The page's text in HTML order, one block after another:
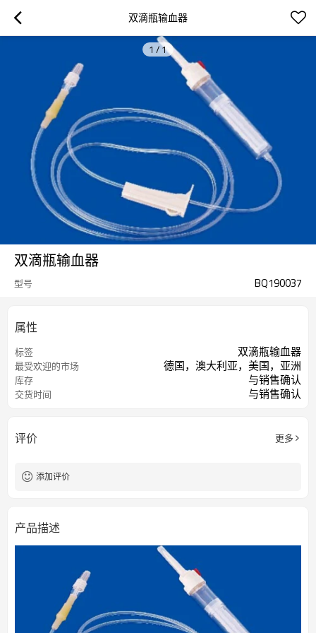
双滴瓶输血器
1 /1
双滴瓶输血器
型号 BQ190037
属性
标签 双滴瓶输血器
最受欢迎的市场 德国，澳大利亚，美国，亚洲
库存 与销售确认
交货时间 与销售确认
评价 更多
添加评价
产品描述